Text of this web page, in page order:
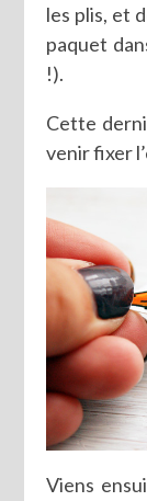
les plis, et
paquet
!).
Cette
venir fixer
Viens